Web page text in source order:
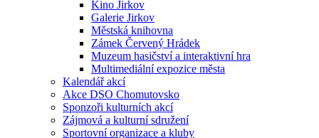
Kino Jirkov
Galerie Jirkov
Městská knihovna
Zámek Červený Hrádek
Muzeum hasičství a interaktivní hra
Multimediální expozice města
Kalendář akcí
Akce DSO Chomutovsko
Sponzoři kulturních akcí
Zájmová a kulturní sdružení
Sportovní organizace a kluby